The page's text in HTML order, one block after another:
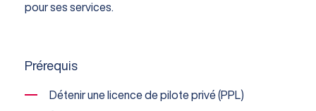
pour ses services.
Prérequis
Détenir une licence de pilote privé (PPL)